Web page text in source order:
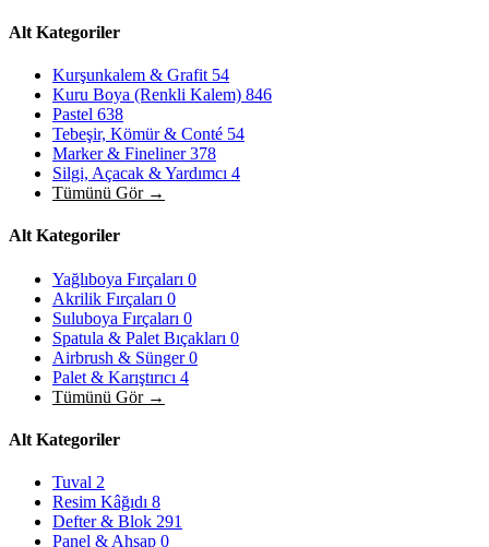
Alt Kategoriler
Kurşunkalem & Grafit 54
Kuru Boya (Renkli Kalem) 846
Pastel 638
Tebeşir, Kömür & Conté 54
Marker & Fineliner378
Silgi, Açacak & Yardımcı 4
Tümünü Gör →
Alt Kategoriler
Yağlıboya Fırçaları 0
Akrilik Fırçaları 0
Suluboya Fırçaları 0
Spatula & Palet Bıçakları 0
Airbrush & Sünger0
Palet & Karıştırıcı 4
Tümünü Gör →
Alt Kategoriler
Tuval 2
Resim Kâğıdı 8
Defter & Blok 291
Panel & Ahşap 0